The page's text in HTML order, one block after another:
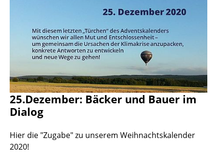
25.Dezember: Bäcker und Bauer im
Dialog
Hier die "Zugabe" zu unserem Weihnachtskalender
2020!